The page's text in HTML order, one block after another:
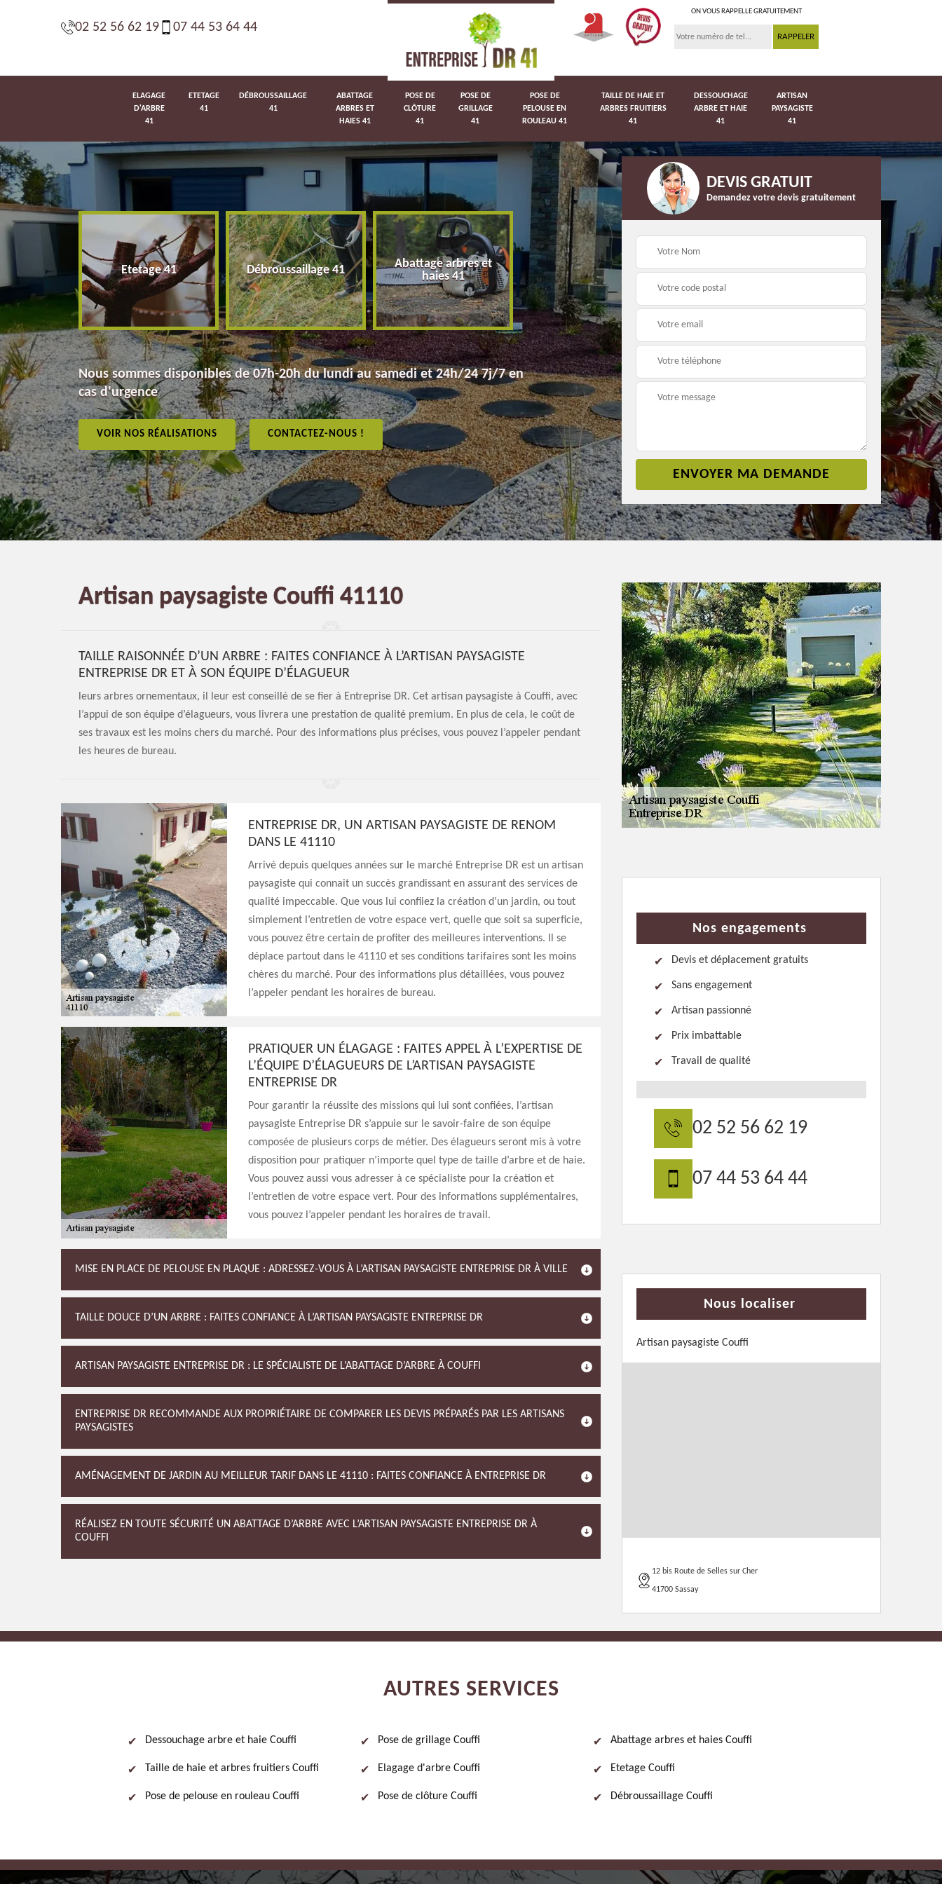
02 52 56 62 19 07 44 53 64 44
ON VOUS RAPPELLE GRATUITEMENT
ELAGAGE
D'ARBRE
41
ETETAGE
41
DÉBROUSSAILLAGE
41
ABATTAGE
ARBRES ET
HAIES 41
POSE DE
CLÔTURE
41
POSE DE
GRILLAGE
41
POSE DE
PELOUSE EN
ROULEAU 41
TAILLE DE HAIE ET
ARBRES FRUITIERS
41
DESSOUCHAGE
ARBRE ET HAIE
41
ARTISAN
PAYSAGISTE
41
41 Etetage 41 Débroussaillage 41
Abattage arbres et
haies 41
Pose de clôture 41 Pose de grillage 41
Pose de pelouse en
rouleau 41
Nous sommes disponibles de 07h-20h du lundi au samedi et 24h/24 7j/7 en
cas d'urgence
VOIR NOS RÉALISATIONS CONTACTEZ-NOUS !
DEVIS GRATUIT
Demandez votre devis gratuitement
Artisan paysagiste Couffi 41110
TAILLE RAISONNÉE D’UN ARBRE : FAITES CONFIANCE À L’ARTISAN PAYSAGISTE
ENTREPRISE DR ET À SON ÉQUIPE D’ÉLAGUEUR
leurs arbres ornementaux, il leur est conseillé de se fier à Entreprise DR. Cet artisan paysagiste à Couffi, avec
l’appui de son équipe d’élagueurs, vous livrera une prestation de qualité premium. En plus de cela, le coût de
ses travaux est les moins chers du marché. Pour des informations plus précises, vous pouvez l’appeler pendant
les heures de bureau.
ENTREPRISE DR, UN ARTISAN PAYSAGISTE DE RENOM
DANS LE 41110
Arrivé depuis quelques années sur le marché Entreprise DR est un artisan
paysagiste qui connait un succès grandissant en assurant des services de
qualité impeccable. Que vous lui confiiez la création d’un jardin, ou tout
simplement l’entretien de votre espace vert, quelle que soit sa superficie,
vous pouvez être certain de profiter des meilleures interventions. Il se
déplace partout dans le 41110 et ses conditions tarifaires sont les moins
chères du marché. Pour des informations plus détaillées, vous pouvez
l’appeler pendant les horaires de bureau.
PRATIQUER UN ÉLAGAGE : FAITES APPEL À L’EXPERTISE DE
L’ÉQUIPE D’ÉLAGUEURS DE L’ARTISAN PAYSAGISTE
ENTREPRISE DR
Pour garantir la réussite des missions qui lui sont confiées, l’artisan
paysagiste Entreprise DR s’appuie sur le savoir-faire de son équipe
composée de plusieurs corps de métier. Des élagueurs seront mis à votre
disposition pour pratiquer n’importe quel type de taille d’arbre et de haie.
Vous pouvez aussi vous adresser à ce spécialiste pour la création et
l’entretien de votre espace vert. Pour des informations supplémentaires,
vous pouvez l’appeler pendant les horaires de travail.
MISE EN PLACE DE PELOUSE EN PLAQUE : ADRESSEZ-VOUS À L’ARTISAN PAYSAGISTE ENTREPRISE DR À VILLE
TAILLE DOUCE D’UN ARBRE : FAITES CONFIANCE À L’ARTISAN PAYSAGISTE ENTREPRISE DR
ARTISAN PAYSAGISTE ENTREPRISE DR : LE SPÉCIALISTE DE L’ABATTAGE D’ARBRE À COUFFI
ENTREPRISE DR RECOMMANDE AUX PROPRIÉTAIRE DE COMPARER LES DEVIS PRÉPARÉS PAR LES ARTISANS
PAYSAGISTES
AMÉNAGEMENT DE JARDIN AU MEILLEUR TARIF DANS LE 41110 : FAITES CONFIANCE À ENTREPRISE DR
RÉALISEZ EN TOUTE SÉCURITÉ UN ABATTAGE D’ARBRE AVEC L’ARTISAN PAYSAGISTE ENTREPRISE DR À
COUFFI
Nos engagements
Devis et déplacement gratuits
Sans engagement
Artisan passionné
Prix imbattable
Travail de qualité
02 52 56 62 19
07 44 53 64 44
Nous localiser
Artisan paysagiste Couffi
12 bis Route de Selles sur Cher
41700 Sassay
AUTRES SERVICES
Dessouchage arbre et haie Couffi
Taille de haie et arbres fruitiers Couffi
Pose de pelouse en rouleau Couffi
Pose de grillage Couffi
Elagage d'arbre Couffi
Pose de clôture Couffi
Abattage arbres et haies Couffi
Etetage Couffi
Débroussaillage Couffi